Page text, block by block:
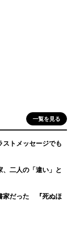
一覧を見る
トメッセージでも
二人の「違い」と
家だった 『死ぬほ